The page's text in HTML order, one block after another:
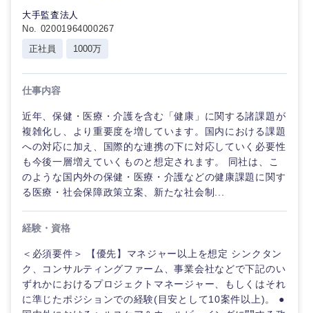
ご希望の職種を選択してください
ご希望の職種を選択してください
ご希望の業界を選択してください
ご希望の勤務地を選択してください
ご希望条件を入力ください
大手監査法人
No. 02001964000267
正社員
1000万
仕事内容
近年、保健・医療・介護を含む「健康」に関する諸課題が
複雑化し、より重要度を増しています。国内における課題
への対応に加え、国際的な連携の下に対応していく必要性
も今後一層増えていくものと想定されます。 同社は、こ
のような国内外の保健・医療・介護などの健康課題に関す
る医療・社会保障政策立案、新たな社会制...
経験・資格
＜必須要件＞ 【優先】マネジャー以上を想定 シンクタン
ク、コンサルティングファーム、事業会社などで下記のい
ずれかにおけるプロジェクトマネージャー、もしくはそれ
に準じたポジションでの経験(目安として10案件以上)。 ●